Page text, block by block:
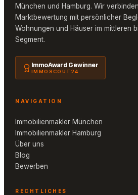
München und Hamburg. Wir
Marktbewertung mit persönlicher
Wohnungen und Häuser im mittleren
Segment.
ImmoAward Gewinner
IMMOSCOUT24
NAVIGATION
Immobilienmakler München
Immobilienmakler Hamburg
Über uns
Blog
Bewerben
RECHTLICHES